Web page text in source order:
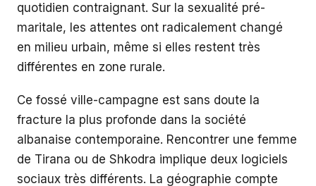
quotidien contraignant. Sur la sexualité pré-
maritale, les attentes ont radicalement changé
en milieu urbain, même si elles restent très
différentes en zone rurale.
Ce fossé ville-campagne est sans doute la
fracture la plus profonde dans la société
albanaise contemporaine. Rencontrer une femme
de Tirana ou de Shkodra implique deux logiciels
sociaux très différents. La géographie compte